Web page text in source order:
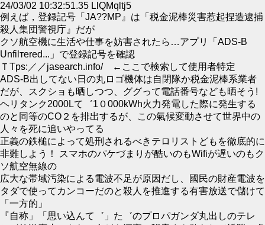
24/03/02 10:32:51.35 LlQMqltj5
例えば，登録記号「JA??МP』は「税金泥棒災害惹起捏造逮捕
殺人集団警視庁』だが
クソ航空機に生活や仕事を妨害されたら…アプリ「ADS-B
Unfilтеred...」で登録記号を確認
ＴΤрs:／／jasearch.info/ ←ここで検索して使用者特定
ADS-B出してない日の丸ロゴ機体は自閉隊か税金泥棒系業者
だが、スクショも晒しつつ、ググって電話番号なども晒そう!
ヘリタンク2000Lて゛1０000kWh火力発電した際に発生する
のと同等のCO２を排出するが、この氣候変動させて世界中の
人々を死に追いやってる
正義の鉄槌によって処刑されるべきテロリストどもを徹底的に
非難しよう！ スマホのパケづまりが酷いのもWifiが遅いのもク
ソ航空無線の
広大な帯域汚染による電波不足が原因だし、國民の財産電波を
タダで使ってカンコーだのと殺人を推進する有害放送で儲けて
「一方的」
『自称」「思い込んて゛」た゛のプロパガンダ丸出しのテレ